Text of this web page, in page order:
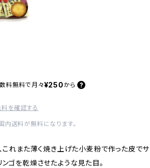
料無料で 月々¥250 から
料を確認する
送料が無料になります。
これまた薄く焼き上げた小麦粉で作った皮でサ
ゴを乾燥させたような見た目。